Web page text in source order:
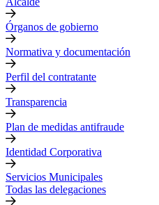
Órganos de gobierno
Normativa y documentación
Perfil del contratante
Transparencia
Plan de medidas antifraude
Identidad Corporativa
Servicios Municipales
Todas las delegaciones